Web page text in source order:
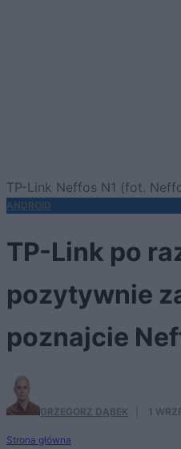
TP-Link Neffos N1 (fot.
ANDROID
TP-Link po
pozytywnie
poznajcie
GRZEGORZ DĄBEK 1
Strona główna